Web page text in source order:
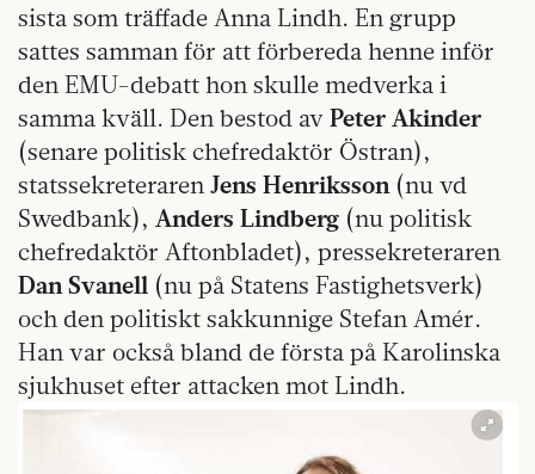
sista som träffade Anna Lindh. En grupp
sattes samman för att förbereda henne inför
den EMU-debatt hon skulle medverka i
samma kväll. Den bestod av Peter Akinder
(senare politisk chefredaktör Östran),
statssekreteraren Jens Henriksson (nu vd
Swedbank), Anders Lindberg (nu politisk
chefredaktör Aftonbladet), pressekreteraren
Dan Svanell (nu på Statens Fastighetsverk)
och den politiskt sakkunnige Stefan Amér.
Han var också bland de första på Karolinska
sjukhuset efter attacken mot Lindh.